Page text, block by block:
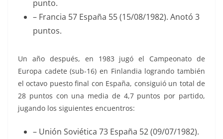
punto.
– Francia 57 España 55 (15/08/1982). Anotó 3
puntos.
Un año después, en 1983 jugó el Campeonato de
Europa cadete (sub-16) en Finlandia logrando también
el octavo puesto final con España, consiguió un total de
28 puntos con una media de 4,7 puntos por partido,
jugando los siguientes encuentros:
– Unión Soviética 73 España 52 (09/07/1982).